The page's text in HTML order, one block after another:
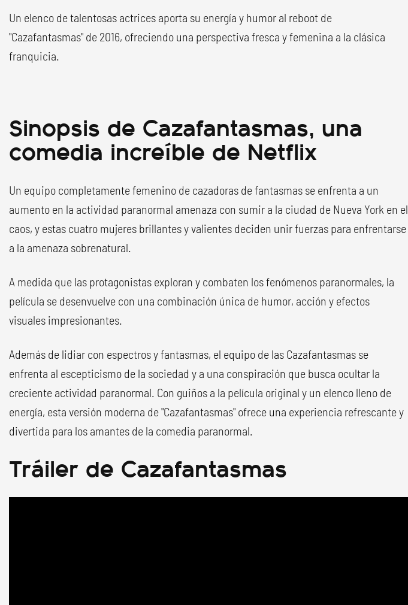
Un elenco de talentosas actrices aporta su energía y humor al reboot de
"Cazafantasmas" de 2016, ofreciendo una perspectiva fresca y femenina a la clásica
franquicia.
Sinopsis de Cazafantasmas, una
comedia increíble de Netflix
Un equipo completamente femenino de cazadoras de fantasmas se enfrenta a un
aumento en la actividad paranormal amenaza con sumir a la ciudad de Nueva York en el
caos, y estas cuatro mujeres brillantes y valientes deciden unir fuerzas para enfrentarse
a la amenaza sobrenatural.
A medida que las protagonistas exploran y combaten los fenómenos paranormales, la
película se desenvuelve con una combinación única de humor, acción y efectos
visuales impresionantes.
Además de lidiar con espectros y fantasmas, el equipo de las Cazafantasmas se
enfrenta al escepticismo de la sociedad y a una conspiración que busca ocultar la
creciente actividad paranormal. Con guiños a la película original y un elenco lleno de
energía, esta versión moderna de "Cazafantasmas" ofrece una experiencia refrescante y
divertida para los amantes de la comedia paranormal.
Tráiler de Cazafantasmas